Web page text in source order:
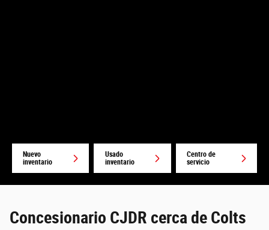
Nuevo
inventario
Usado
inventario
Centro de
servicio
Concesionario CJDR cerca de Colts